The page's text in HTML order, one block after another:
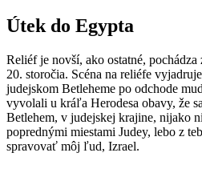
Útek do Egypta
Reliéf je novší, ako ostatné,
20. storočia. Scéna na reliéfe
judejskom Betleheme po odchode
vyvolali u kráľa Herodesa obavy, že
Betlehem, v judejskej krajine, nijako
poprednými miestami Judey, lebo z
spravovať môj ľud, Izrael.